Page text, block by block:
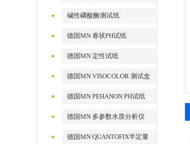
碱性磷酸酶测试纸
德国MN 卷状PH试纸
德国MN 定性试纸
德国MN VISOCOLOR 测试盒
德国MN PEHANON PH试纸
德国MN 多参数水质分析仪
德国MN QUANTOFIX半定量